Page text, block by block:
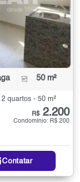
50 m²
quartos - 50 m²
R$ 2.200
Condomínio: R$ 200
Contatar